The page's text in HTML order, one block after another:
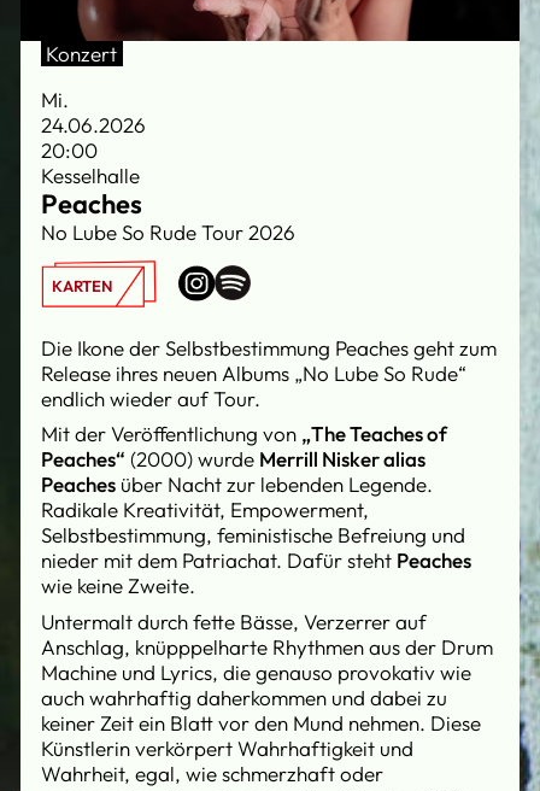
Konzert
Mi.
24.06.2026
20:00
Kesselhalle
Peaches
No Lube So Rude Tour 2026
KARTEN
Die Ikone der Selbstbestimmung Peaches geht zum
Release ihres neuen Albums „No Lube So Rude“
endlich wieder auf Tour.
Mit der Veröffentlichung von „The Teaches of
Peaches“ (2000) wurde Merrill Nisker alias
Peaches über Nacht zur lebenden Legende.
Radikale Kreativität, Empowerment,
Selbstbestimmung, feministische Befreiung und
nieder mit dem Patriachat. Dafür steht Peaches
wie keine Zweite.
Untermalt durch fette Bässe, Verzerrer auf
Anschlag, knüpppelharte Rhythmen aus der Drum
Machine und Lyrics, die genauso provokativ wie
auch wahrhaftig daherkommen und dabei zu
keiner Zeit ein Blatt vor den Mund nehmen. Diese
Künstlerin verkörpert Wahrhaftigkeit und
Wahrheit, egal, wie schmerzhaft oder